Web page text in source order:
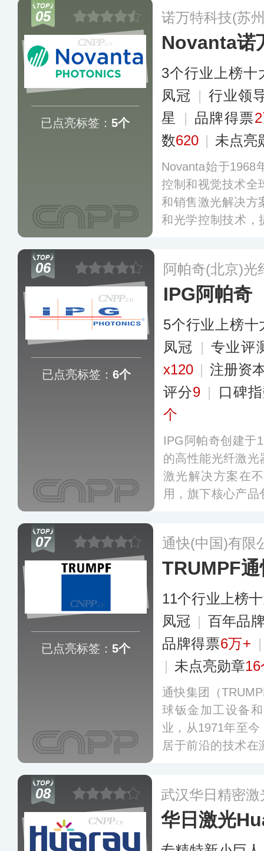
动全球科技进步与
05
已点亮标签： 5个
诺万特科技(苏
Novanta诺
3个行业上榜十
凤冠 | 行业领
星
| 品牌得票
数620 | 未点亮
Novanta始于1968
控制和视觉技术全
和销售激光解决方
和光学控制技术，
打印机的医疗视觉
06
已点亮标签： 6个
阿帕奇(北京)光
IPG阿帕奇
5个行业上榜十
凤冠 | 专业​评
x120 | 注册资
评分9 |
口碑
个
IPG阿帕奇创建于
的高性能光纤激
激光解决方案在
用，旗下核心产
07
已点亮标签： 5个
通快(中国)有限
TRUMPF通
11个行业上榜
凤冠 | 百年品
品牌得票6万+
| 未点亮勋章16
通快集团（
球钣金加工设备
业，从1971年至
居于前沿的技术
等）、激光技术（
等）领域提供生产
08 武汉华日精密
华日激光